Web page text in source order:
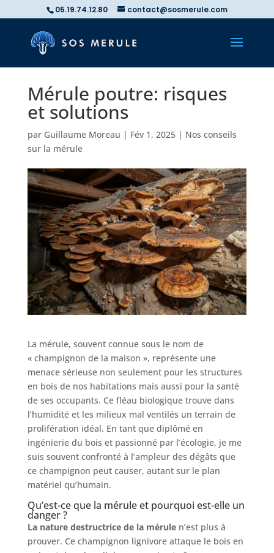
05.19.74.12.80 contact@sosmerule.com
Mérule poutre: risques
et solutions
par Guillaume Moreau | Fév 1, 2025| Nos conseils
sur la mérule
La mérule, souvent connue sous le nom de
« champignon de la maison », représente une
menace sérieuse non seulement pour les structures
en bois de nos habitations mais aussi pour la santé
de ses occupants. Ce fléau biologique trouve dans
l’humidité et les milieux mal ventilés un terrain de
prolifération idéal. En tant que diplômé en
ingénierie du bois et passionné par l’écologie, je me
suis souvent confronté à l’ampleur des dégâts que
ce champignon peut causer, autant sur le plan
matériel qu’humain.
Qu’est-ce que la mérule et pourquoi est-elle un
danger ?
La nature destructrice de la mérulen’est plus à
prouver. Ce champignon lignivore attaque le bois en